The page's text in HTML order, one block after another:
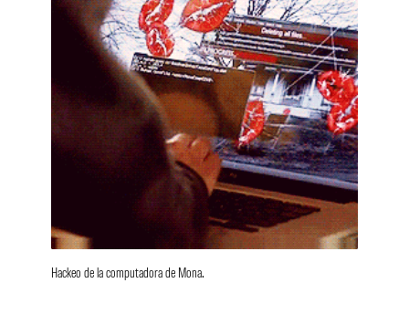
Hackeo de la computadora de Mona.